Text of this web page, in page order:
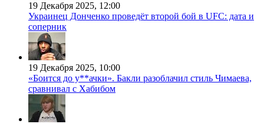
19 Декабря 2025, 12:00
Украинец Донченко проведёт второй бой в UFC: дата и
соперник
19 Декабря 2025, 10:00
«Боится до у**ачки». Бакли разоблачил стиль Чимаева,
сравнивал с Хабибом